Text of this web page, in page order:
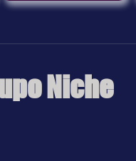
Niche